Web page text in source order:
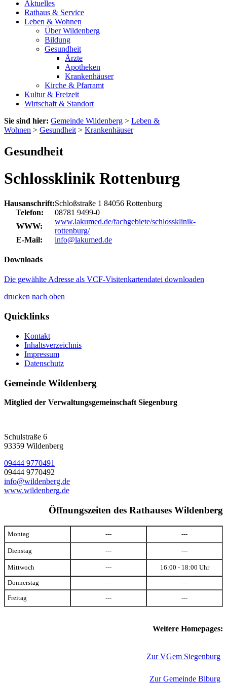
Aktuelles
Rathaus & Service
Leben & Wohnen
Über Wildenberg
Bildung
Gesundheit
Ärzte
Apotheken
Krankenhäuser
Kirche & Pfarramt
Kultur & Freizeit
Wirtschaft & Standort
Sie sind hier: Gemeinde Wildenberg > Leben &
Wohnen > Gesundheit > Krankenhäuser
Gesundheit
Schlossklinik Rottenburg
Hausanschrift:Schloßstraße 1 84056 Rottenburg
Telefon:
08781 9499-0
WWW:
www.lakumed.de/fachgebiete/schlossklinik-
rottenburg/
E-Mail:
info@lakumed.de
Downloads
Die gewählte Adresse als VCF-Visitenkartendatei downloaden
drucken nach oben
Quicklinks
Kontakt
Inhaltsverzeichnis
Impressum
Datenschutz
Gemeinde Wildenberg
Mitglied der Verwaltungsgemeinschaft Siegenburg
Schulstraße 6
93359 Wildenberg
09444 9770491
09444 9770492
info@wildenberg.de
www.wildenberg.de
Öffnungszeiten des Rathauses Wildenberg
Montag --- ---
Dienstag --- ---
Mittwoch --- 16:00 - 18:00 Uhr
Donnerstag --- ---
Freitag --- ---
Weitere Homepages:
Zur VGem Siegenburg
Zur Gemeinde Biburg